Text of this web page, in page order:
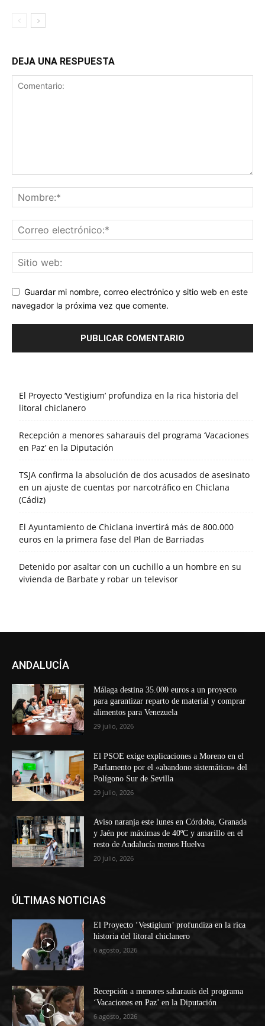
DEJA UNA RESPUESTA
Guardar mi nombre, correo electrónico y sitio web en este
navegador la próxima vez que comente.
El Proyecto ‘Vestigium’ profundiza en la rica historia del
litoral chiclanero
Recepción a menores saharauis del programa ‘Vacaciones
en Paz’ en la Diputación
TSJA confirma la absolución de dos acusados de asesinato
en un ajuste de cuentas por narcotráfico en Chiclana
(Cádiz)
El Ayuntamiento de Chiclana invertirá más de 800.000
euros en la primera fase del Plan de Barriadas
Detenido por asaltar con un cuchillo a un hombre en su
vivienda de Barbate y robar un televisor
ANDALUCÍA
Málaga destina 35.000 euros a un proyecto
para garantizar reparto de material y comprar
alimentos para Venezuela
29 julio, 2026
El PSOE exige explicaciones a Moreno en el
Parlamento por el «abandono sistemático» del
Polígono Sur de Sevilla
29 julio, 2026
Aviso naranja este lunes en Córdoba, Granada
y Jaén por máximas de 40ºC y amarillo en el
resto de Andalucía menos Huelva
20 julio, 2026
ÚLTIMAS NOTICIAS
El Proyecto ‘Vestigium’ profundiza en la rica
historia del litoral chiclanero
6 agosto, 2026
Recepción a menores saharauis del programa
‘Vacaciones en Paz’ en la Diputación
6 agosto, 2026